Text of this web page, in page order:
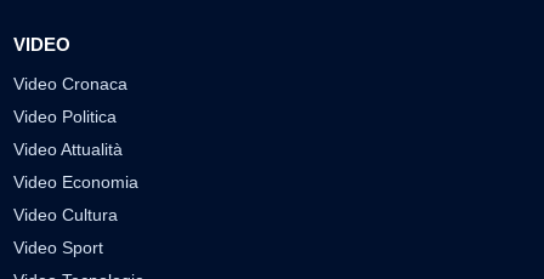
VIDEO
Video Cronaca
Video Politica
Video Attualità
Video Economia
Video Cultura
Video Sport